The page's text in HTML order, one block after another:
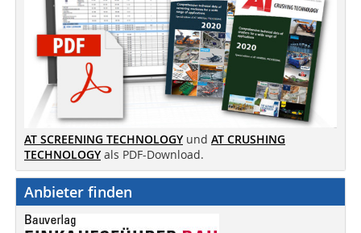
AT SCREENING TECHNOLOGY und AT CRUSHING
TECHNOLOGY als PDF-Download.
Anbieter finden